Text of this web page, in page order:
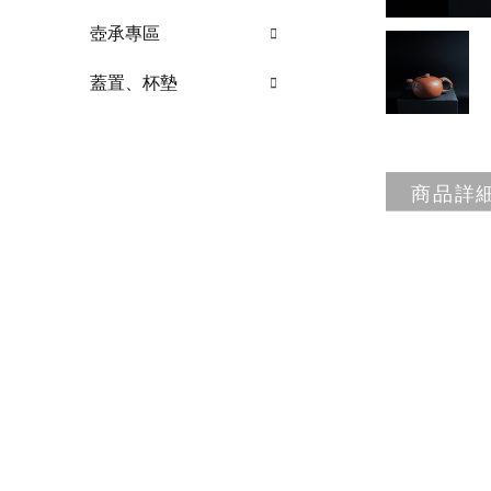
壺承專區
蓋置、杯墊
商品詳